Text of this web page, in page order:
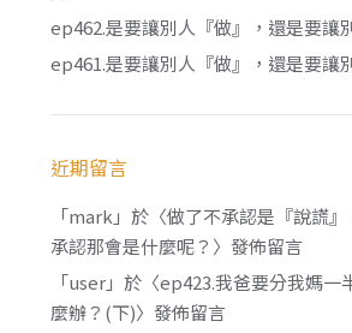
ep462.是要讓別人『做』，還是要讓
ep461.是要讓別人『做』，還是要讓
近期留言
「mark 」於〈做了不承認是『說謊
承認那會是什麼呢？ 〉發佈留言
「user」於〈ep423.我爸要分我媽一
麼辦？(下)〉發佈留言